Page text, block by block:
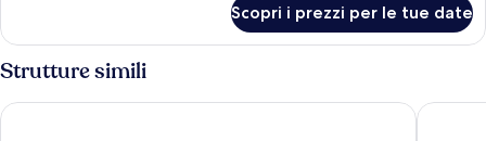
Scopri i prezzi per le tue date
Strutture simili
Munduk Moding Plantation Nature Resort Munduk